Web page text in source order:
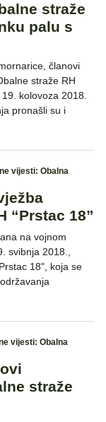
straže
palu s
članovi
straže RH
kolovoza 2018.
pronašli su i
vijesti: Obalna
“Prstac 18”
na vojnom
svibnja 2018.,
18", koja se
vijesti: Obalna
straže